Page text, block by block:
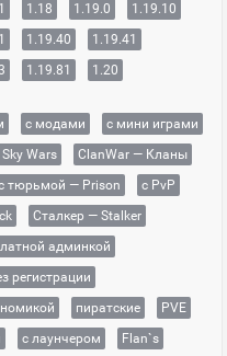
1.18 1.19.0
1.19.10
1.19.40
1.19.41
1.19.81 1.20
с модами
с мини играми
Sky Wars
ClanWar — Кланы
тюрьмой — Prison
с PvP
Сталкер — Stalker
админкой
регистрации
пиратские
PVE
с лаунчером
Flan`s